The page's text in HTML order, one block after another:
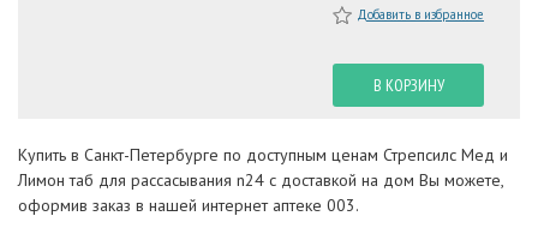
Добавить в избранное
В КОРЗИНУ
Купить в Санкт-Петербурге по доступным ценам Стрепсилс Мед и
Лимон таб для рассасывания n24 с доставкой на дом Вы можете,
оформив заказ в нашей интернет аптеке 003.